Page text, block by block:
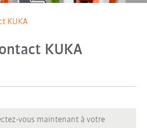
KUKA
KUKA
vous maintenant à votre